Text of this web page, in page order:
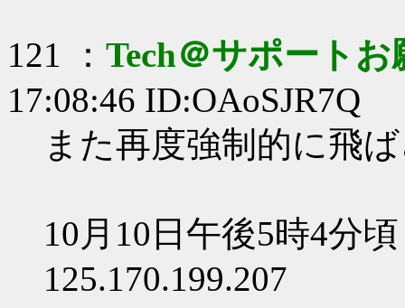
121 ： Tech＠サポート
17:08:46 ID:OAoSJR7Q
また再度強制的に飛
10月10日午後5時4分頃
125.170.199.207